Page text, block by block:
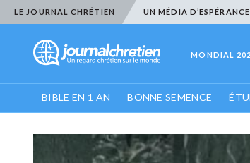
LE JOURNAL CHRÉTIEN UN MÉDIA D’ESPÉRANCE
MONDIAL
BIBLE EN 1 AN BONNE SEMENCE